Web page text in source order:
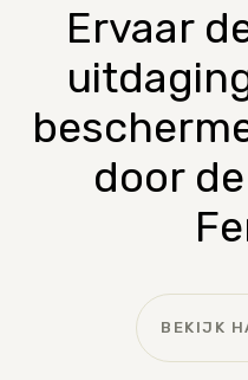
Ervaar
door
BEKIJK